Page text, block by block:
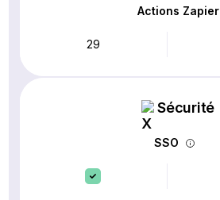
Actions Zapier
29
Sécurité
SSO